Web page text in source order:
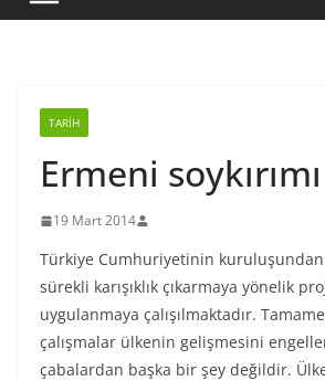
TARIH
Ermeni
19 Mart 2014
Türkiye Cumhuriyetinin
sürekli karışıklık çıkarmaya yönelik
uygulanmaya çalışılmaktadır.
çalışmalar ülkenin gelişmesini
çabalardan başka bir şey değildir.